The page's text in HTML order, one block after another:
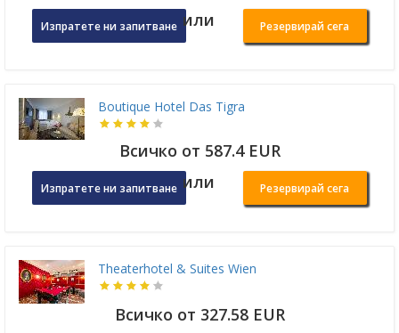
Изпратете ни запитване или Резервирай сега
Boutique Hotel Das Tigra
Всичко от 587.4 EUR
Изпратете ни запитване или Резервирай сега
Theaterhotel & Suites Wien
Всичко от 327.58 EUR